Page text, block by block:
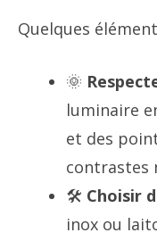
Quelques
🌞
luminaire
et des
contrastes
🛠️ Choisir
inox ou